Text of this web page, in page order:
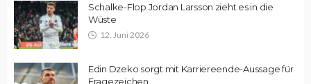
Schalke-Flop Jordan Larsson zieht es in die
Wüste
12. Juni 2026
Edin Dzeko sorgt mit Karriereende-Aussage für
Fragezeichen